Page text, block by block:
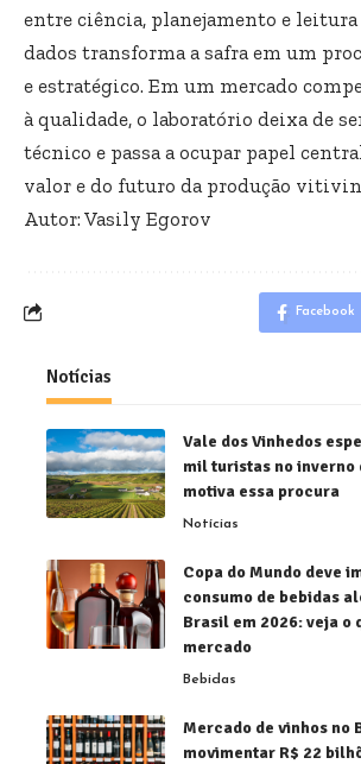
entre ciência, planejamento e leitura
dados transforma a safra em um
e estratégico. Em um mercado
à qualidade, o laboratório deixa de
técnico e passa a ocupar papel
valor e do futuro da produção
Autor: Vasily Egorov
Facebook
Notícias
Vale dos Vinhedos
mil turistas no inverno
motiva essa procura
Notícias
Copa do Mundo deve
consumo de bebidas
Brasil em 2026: veja o
mercado
Bebidas
Mercado de vinhos no
movimentar R$ 22